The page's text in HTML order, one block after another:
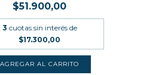
$51.900,00
3 cuotas sin interés de
$17.300,00